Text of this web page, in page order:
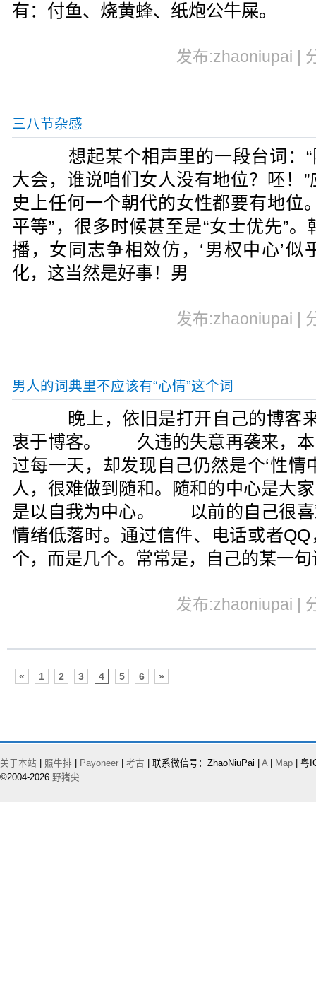
有：付鱼、烧黄蜂、纸炮公牛屎。
发布:zhaoniupai |
三八节杂感
想起某个相声里的一段台词：“
大会，谁说咱们女人没有地位？呸！
史上任何一个朝代的女性都要有地
平等”，很多时候甚至是“女士优先”
播，女同志争相效仿，‘男权中心’
化，这当然是好事！男
发布:zhaoniupai |
男人的词典里不应该有“心情”这个词
晚上，依旧是打开自己的博客
衷于博客。 久违的失意再袭来，本
过每一天，却发现自己仍然是个‘性情
人，很难做到随和。随和的中心是大
是以自我为中心。 以前的自己很喜
情绪低落时。通过信件、电话或者
个，而是几个。常常是，自己的某一
发布:zhaoniupai |
« 1 2 3 4 5 6 »
关于本站 照牛排 Payoneer 考古 | 联系微信号：ZhaoNiuPai | A| Map | 粤
©2004-2026 野猪尖